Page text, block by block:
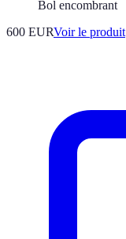
Bol encombrant
600 EURVoir le produit